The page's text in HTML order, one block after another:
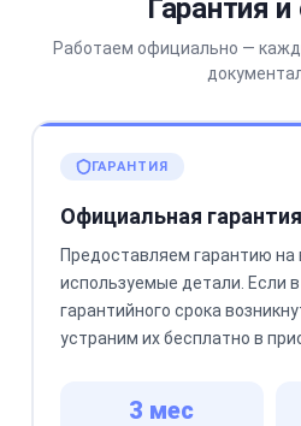
Гарантия и
Работаем официально —
ГАРАНТИЯ
Официальная
Предоставляем гарантию
используемые детали. Если
гарантийного срока
устраним их бесплатно в
3 мес